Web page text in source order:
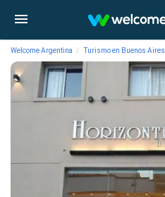
Welcome Argentina Turismo en Buenos Aires